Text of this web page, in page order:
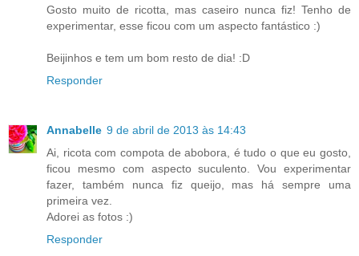
Gosto muito de ricotta, mas caseiro nunca fiz! Tenho de
experimentar, esse ficou com um aspecto fantástico :)
Beijinhos e tem um bom resto de dia! :D
Responder
Annabelle 9 de abril de 2013 às 14:43
Ai, ricota com compota de abobora, é tudo o que eu gosto,
ficou mesmo com aspecto suculento. Vou experimentar
fazer, também nunca fiz queijo, mas há sempre uma
primeira vez.
Adorei as fotos :)
Responder